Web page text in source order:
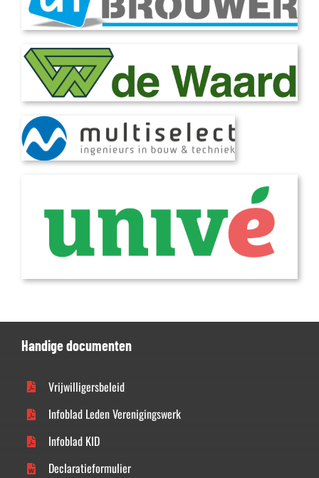
Handige documenten
Vrijwilligersbeleid
Infoblad Leden Verenigingswerk
Infoblad KID
Declaratieformulier